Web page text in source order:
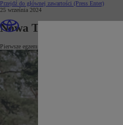
Przejdź do głównej zawartości (Press Enter)
25 września 2024
Nowa Toyota Land
Pierwsze egzemplarze nowej Toyoty Land Cruiser